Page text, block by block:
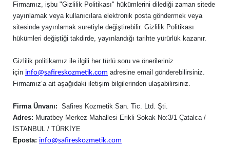
Firmamız, işbu "Gizlilik Politikası" hükümlerini dilediği zaman sitede
yayınlamak veya kullanıcılara elektronik posta göndermek veya
sitesinde yayınlamak suretiyle değiştirebilir. Gizlilik Politikası
hükümleri değiştiği takdirde, yayınlandığı tarihte yürürlük kazanır.
Gizlilik politikamız ile ilgili her türlü soru ve önerileriniz
için info@safireskozmetik.com adresine email gönderebilirsiniz.
Firmamız’a ait aşağıdaki iletişim bilgilerinden ulaşabilirsiniz.
Firma Ünvanı: Safires Kozmetik San. Tic. Ltd. Şti.
Adres: Muratbey Merkez Mahallesi Erikli Sokak No:3/1 Çatalca /
İSTANBUL / TÜRKİYE
Eposta: info@safireskozmetik.com